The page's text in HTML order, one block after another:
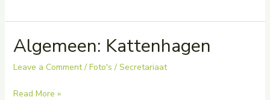
Algemeen: Kattenhagen
Leave a Comment / Foto's / Secretariaat
Algemeen:
Read More »